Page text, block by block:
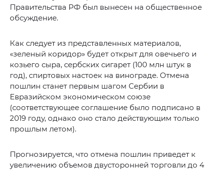
Правительства РФ был вынесен на общественное
обсуждение.
Как следует из представленных материалов,
«зеленый коридор» будет открыт для овечьего и
козьего сыра, сербских сигарет (100 млн штук в
год), спиртовых настоек на винограде. Отмена
пошлин станет первым шагом Сербии в
Евразийском экономическом союзе
(соответствующее соглашение было подписано в
2019 году, однако оно стало действующим только
прошлым летом).
Прогнозируется, что отмена пошлин приведет к
увеличению объемов двусторонней торговли до 4